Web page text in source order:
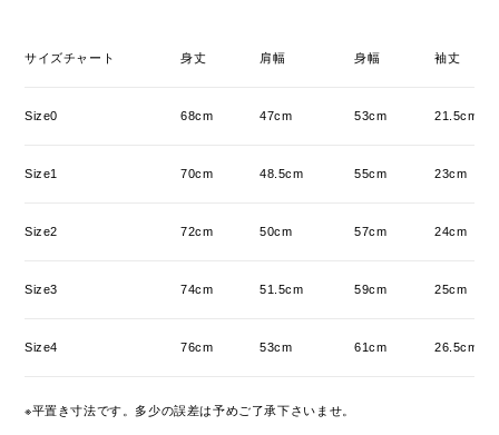
サイズチャート 身丈 肩幅 身幅 袖丈
Size0 68cm 47cm 53cm 21.5cm
Size1 70cm 48.5cm 55cm 23cm
Size2 72cm 50cm 57cm 24cm
Size3 74cm 51.5cm 59cm 25cm
Size4 76cm 53cm 61cm 26.5cm
※平置き寸法です。多少の誤差は予めご了承下さいませ。